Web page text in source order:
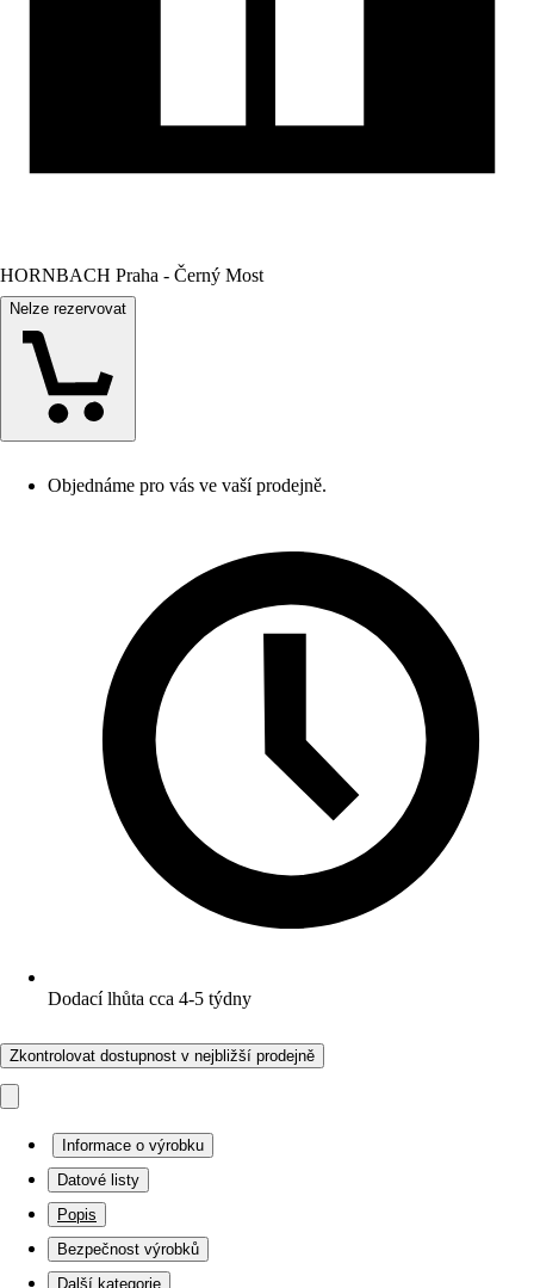
HORNBACH Praha - Černý Most
Nelze rezervovat
Objednáme pro vás ve vaší prodejně.
Dodací lhůta cca 4-5 týdny
Zkontrolovat dostupnost v nejbližší prodejně
Informace o výrobku
Datové listy
Popis
Bezpečnost výrobků
Další kategorie